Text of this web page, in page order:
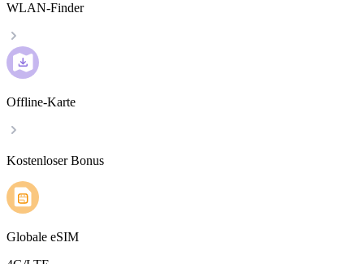
WLAN-Finder
Offline-Karte
Kostenloser Bonus
Globale eSIM